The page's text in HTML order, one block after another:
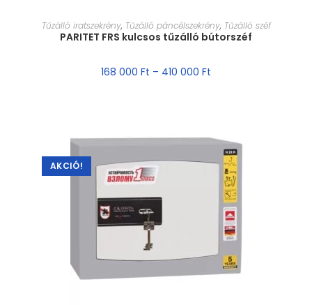
MÉRET VÁLASZTÁSA
Tűzálló iratszekrény, Tűzálló páncélszekrény, Tűzálló széf
PARITET FRS kulcsos tűzálló bútorszéf
168 000 Ft – 410 000 Ft
AKCIÓ!